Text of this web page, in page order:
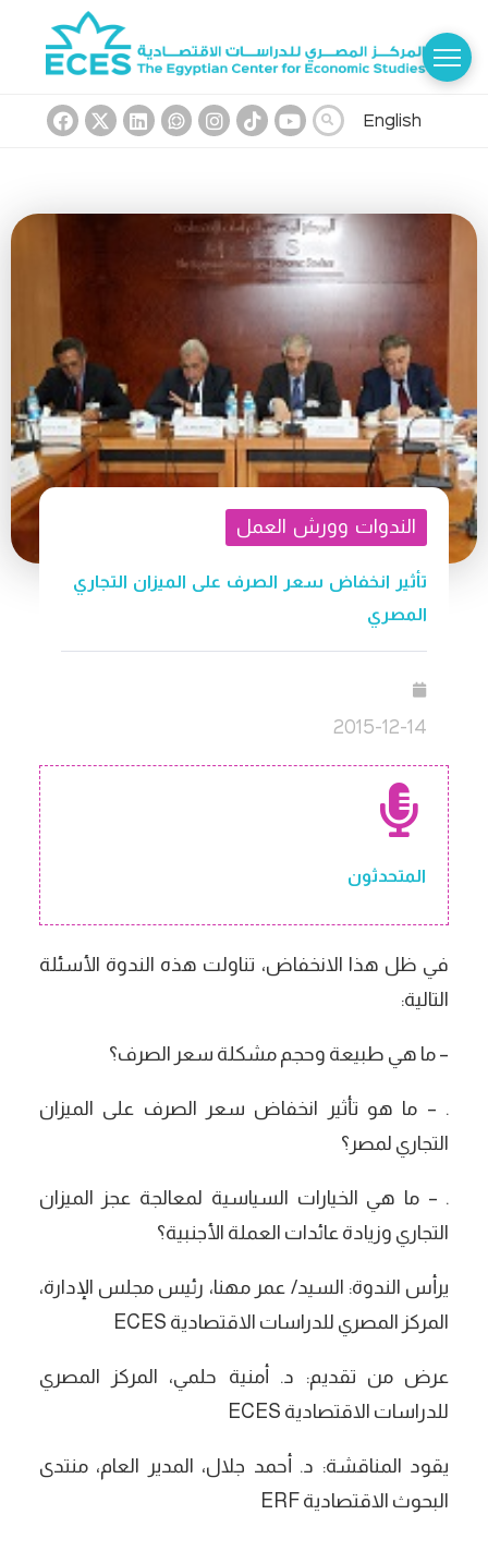
English
الندوات وورش العمل
تأثير انخفاض سعر الصرف على الميزان التجاري
المصري
2015-12-14
المتحدثون
في ظل هذا الانخفاض، تناولت هذه الندوة الأسئلة
التالية:
– ما هي طبيعة وحجم مشكلة سعر الصرف؟
. – ما هو تأثير انخفاض سعر الصرف على الميزان
التجاري لمصر؟
. – ما هي الخيارات السياسية لمعالجة عجز الميزان
التجاري وزيادة عائدات العملة الأجنبية؟
يرأس الندوة: السيد/ عمر مهنا، رئيس مجلس الإدارة،
المركز المصري للدراسات الاقتصادية ECES
عرض من تقديم: د. أمنية حلمي، المركز المصري
للدراسات الاقتصادية ECES
يقود المناقشة: د. أحمد جلال، المدير العام، منتدى
البحوث الاقتصادية ERF